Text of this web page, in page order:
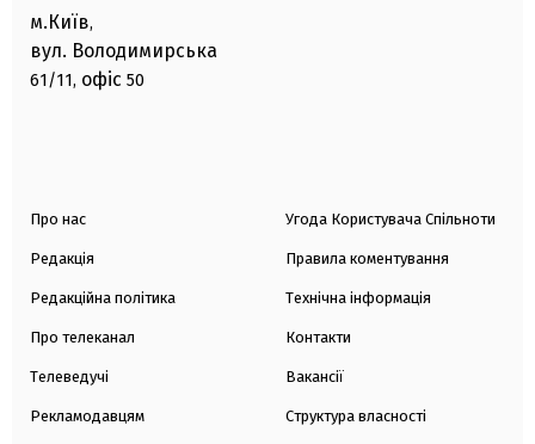
м.Київ,
вул. Володимирська
61/11, офіс 50
Про нас
Редакція
Редакційна політика
Про телеканал
Телеведучі
Рекламодавцям
Угода Користувача Спільноти
Правила коментування
Технічна інформація
Контакти
Вакансії
Структура власності